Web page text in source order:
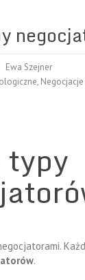
Ewa Szejner
,
typy
.